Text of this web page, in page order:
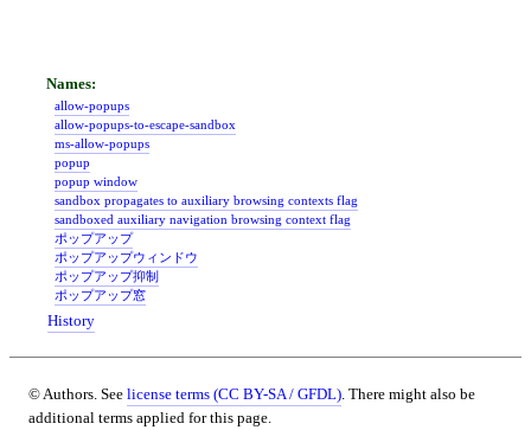
allow-popups
allow-popups-to-escape-sandbox
ms-allow-popups
popup
popup window
sandbox propagates to auxiliary browsing contexts flag
sandboxed auxiliary navigation browsing context flag
ポップアップ
ポップアップウィンドウ
ポップアップ抑制
ポップアップ窓
History
© Authors. See license terms (CC BY-SA / GFDL). There might also be
additional terms applied for this page.